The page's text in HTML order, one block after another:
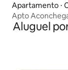
Apartamento ⋅
Apto
Aluguel